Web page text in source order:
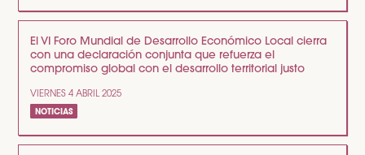
El VI Foro Mundial de Desarrollo Económico Local cierra
con una declaración conjunta que refuerza el
compromiso global con el desarrollo territorial justo
VIERNES 4 ABRIL 2025
NOTICIAS